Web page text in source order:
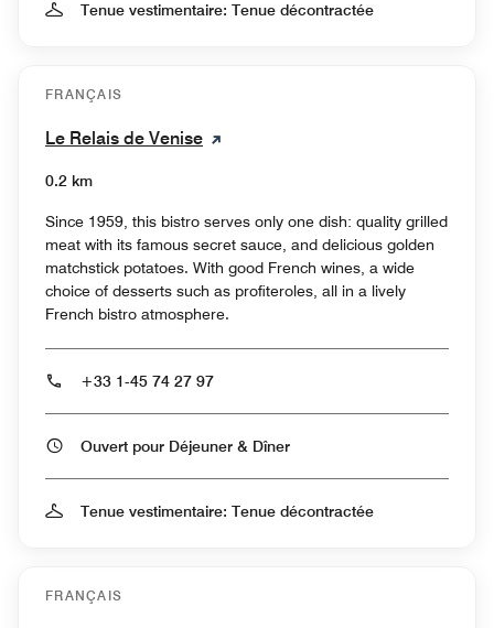
Tenue vestimentaire: Tenue décontractée
FRANÇAIS
Le Relais de Venise
0.2 km
Since 1959, this bistro serves only one dish: quality grilled
meat with its famous secret sauce, and delicious golden
matchstick potatoes. With good French wines, a wide
choice of desserts such as profiteroles, all in a lively
French bistro atmosphere.
+33 1-45 74 27 97
Ouvert pour Déjeuner & Dîner
Tenue vestimentaire: Tenue décontractée
FRANÇAIS